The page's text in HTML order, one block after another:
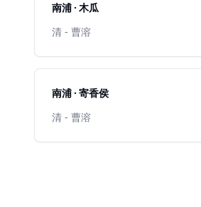
南浦 · 木瓜
清 - 曹溶
南浦 · 寄香侯
清 - 曹溶